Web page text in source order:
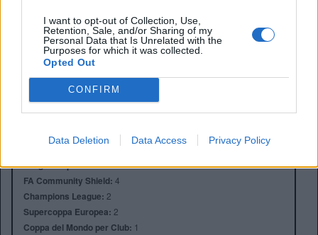
I want to opt-out of Collection, Use,
Retention, Sale, and/or Sharing of my
Personal Data that Is Unrelated with the
Purposes for which it was collected.
Opted Out
CONFIRM
Data Deletion Data Access Privacy Policy
Anno di Fondazione:1905
Stadio:Stamford Bridge (41.837)
Città:Londra
Presidente:Todd Boehly
Enzo Maresca
ALBO D'ORO
Premier League:
League Cup:5
FA Community Shield: 4
Champions League: 2
Supercoppa Europea: 2
Coppa del Mondo per Club: 1